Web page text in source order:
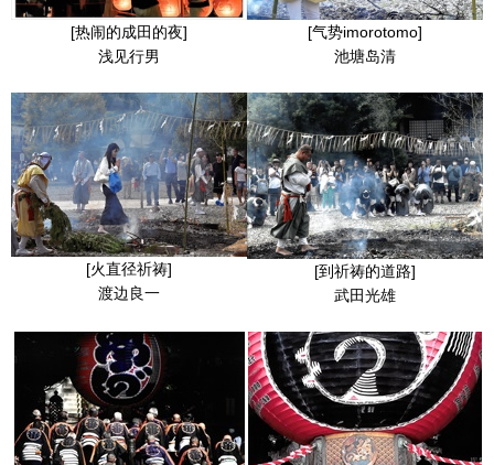
[热闹的成田的夜]
浅见行男
[气势imorotomo]
池塘岛清
[火直径祈祷]
渡边良一
[到祈祷的道路]
武田光雄